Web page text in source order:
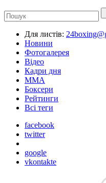
Для листів:
Новини
Фотогалерея
Відео
Кадри дня
ММА
Боксери
Рейтинги
Всі теги
facebook
twitter
google
vkontakte